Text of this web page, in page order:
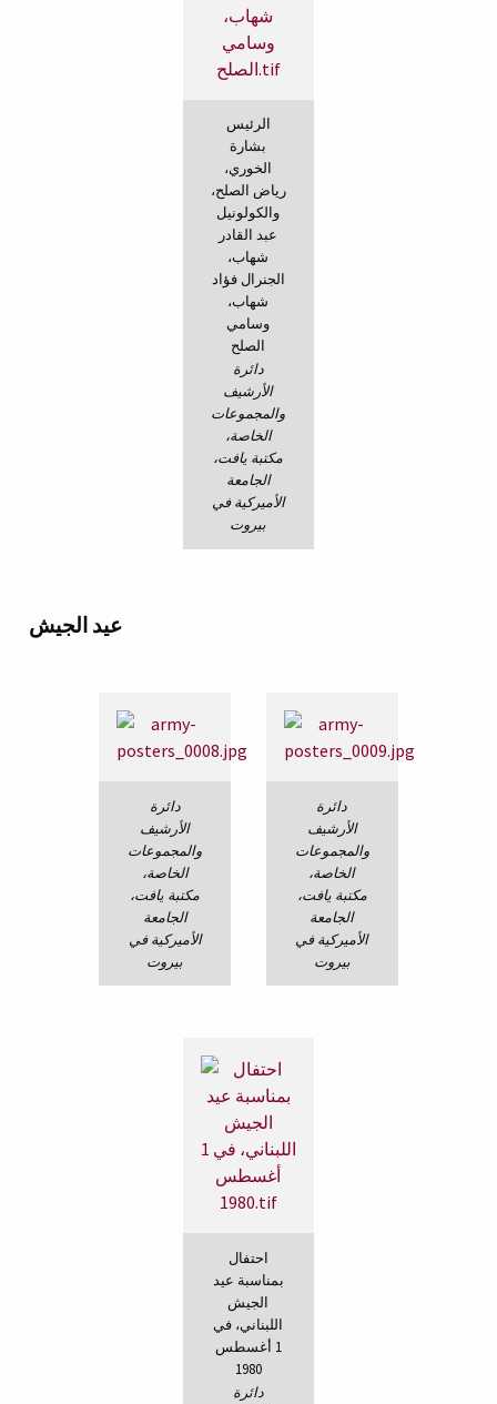
الرئيس
بشارة
الخوري،
رياض الصلح،
والكولونيل
عبد القادر
شهاب،
الجنرال فؤاد
شهاب،
وسامي
الصلح
دائرة
الأرشيف
والمجموعات
الخاصة،
مكتبة يافت،
الجامعة
الأميركية في
بيروت
عيد الجيش
دائرة
الأرشيف
والمجموعات
الخاصة،
مكتبة يافت،
الجامعة
الأميركية في
بيروت
دائرة
الأرشيف
والمجموعات
الخاصة،
مكتبة يافت،
الجامعة
الأميركية في
بيروت
احتفال
بمناسبة عيد
الجيش
اللبناني، في
1 أغسطس
1980
دائرة